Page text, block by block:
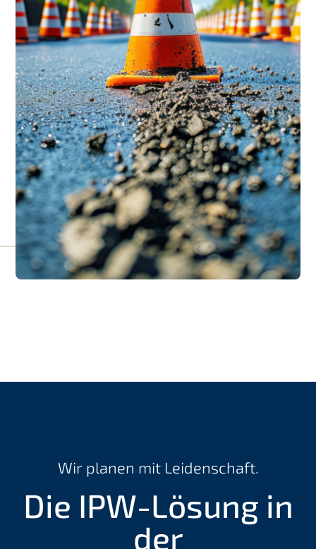
Wir planen mit Leidenschaft.
Die IPW-Lösung in
der